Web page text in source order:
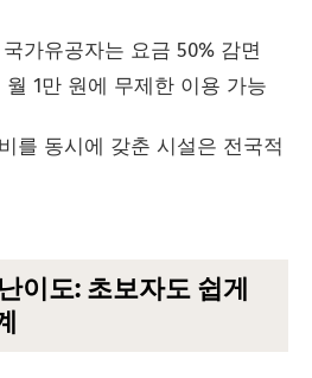
가유공자는 요금 50% 감면
1만 원에 무제한 이용 가능
를 동시에 갖춘 시설은 전국적
이도: 초보자도 쉽게